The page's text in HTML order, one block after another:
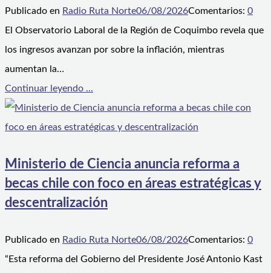
Publicado en Radio Ruta Norte06/08/2026Comentarios: 0
El Observatorio Laboral de la Región de Coquimbo revela que
los ingresos avanzan por sobre la inflación, mientras
aumentan la…
Continuar leyendo ...
Ministerio de Ciencia anuncia reforma a
becas chile con foco en áreas estratégicas y
descentralización
Publicado en Radio Ruta Norte06/08/2026Comentarios: 0
“Esta reforma del Gobierno del Presidente José Antonio Kast